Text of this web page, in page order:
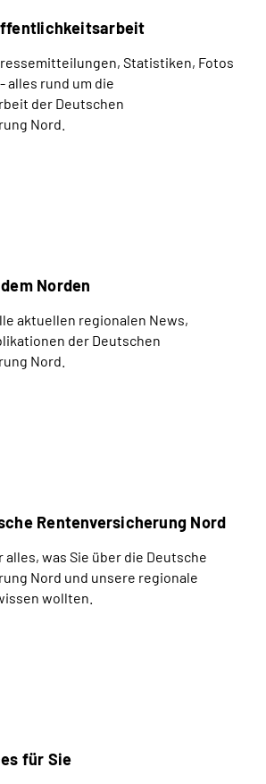
Statistiken, Fotos
alles rund um die
der Deutschen
Nord.
Norden
aktuellen regionalen News,
der Deutschen
Nord.
Rentenversicherung Nord
alles, was Sie über die Deutsche
Nord und unsere regionale
wollten.
für Sie